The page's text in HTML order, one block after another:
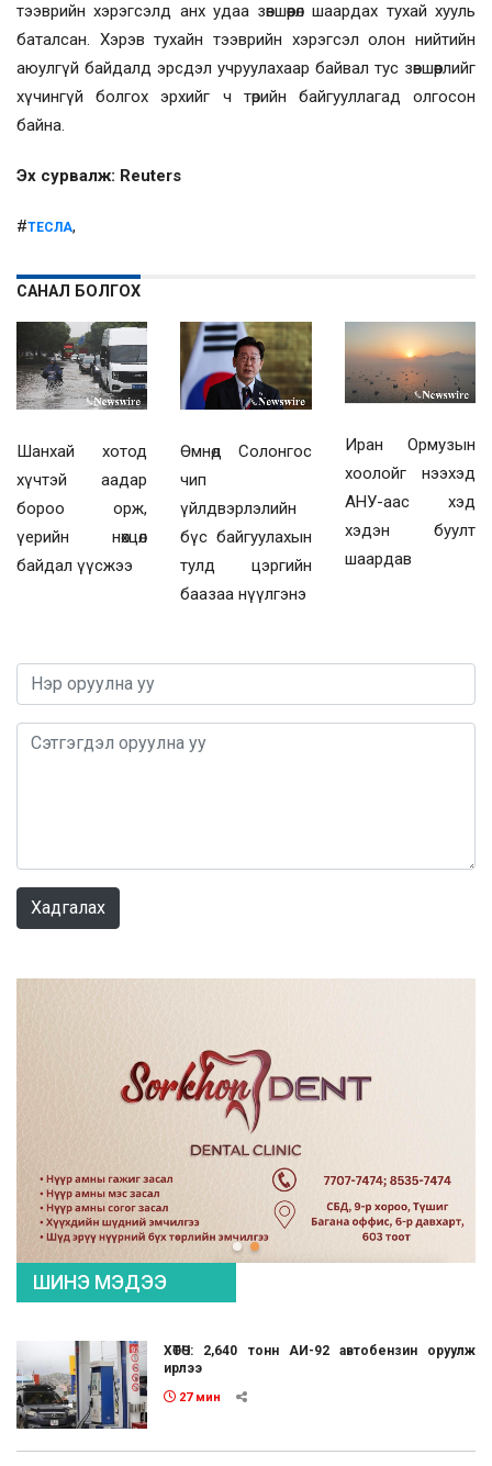
тээврийн хэрэгсэлд анх удаа зөвшөөрөл шаардах тухай хууль
баталсан. Хэрэв тухайн тээврийн хэрэгсэл олон нийтийн
аюулгүй байдалд эрсдэл учруулахаар байвал тус зөвшөөрлийг
хүчингүй болгох эрхийг ч төрийн байгууллагад олгосон
байна.
Эх сурвалж: Reuters
#ТЕСЛА,
САНАЛ БОЛГОХ
Шанхай хотод
хүчтэй аадар
бороо орж,
үерийн нөхцөл
байдал үүсжээ
Өмнөд Солонгос
чип
үйлдвэрлэлийн
бүс байгуулахын
тулд цэргийн
баазаа нүүлгэнэ
Иран Ормузын
хоолойг нээхэд
АНУ-аас хэд
хэдэн буулт
шаардав
Хадгалах
ШИНЭ МЭДЭЭ
ХӨТӨЧ: 2,640 тонн АИ-92 автобензин оруулж
ирлээ
27 мин